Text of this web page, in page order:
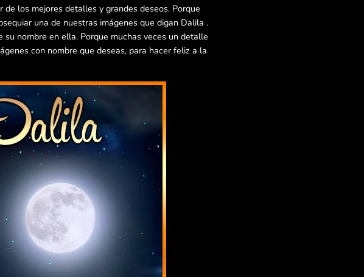
los mejores detalles y grandes deseos. Porque
una de nuestras imágenes que digan Dalila .
nombre en ella. Porque muchas veces un detalle
con nombre que deseas, para hacer feliz a la